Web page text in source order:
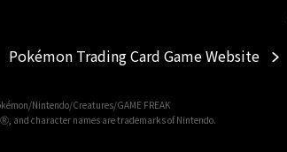
Pokémon Trading Card Game Website
Nintendo/Creatures/GAME FREAK
and character names are trademarks of Nintendo.